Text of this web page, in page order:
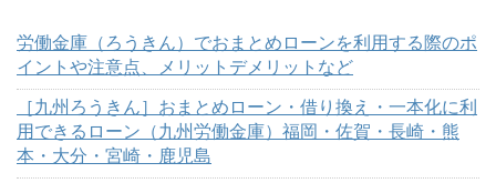
労働金庫（ろうきん）でおまとめローンを利用する際のポ
イントや注意点、メリットデメリットなど
［九州ろうきん］おまとめローン・借り換え・一本化に利
用できるローン（九州労働金庫）福岡・佐賀・長崎・熊
本・大分・宮崎・鹿児島